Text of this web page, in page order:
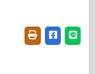
友善列印(開新視
分享至臉書
分享